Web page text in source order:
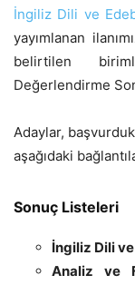
İngiliz Dili ve
yayımlanan
belirtilen
Değerlendirme
Adaylar,
aşağıdaki
Sonuç Listeleri
İngiliz Dili
Analiz ve